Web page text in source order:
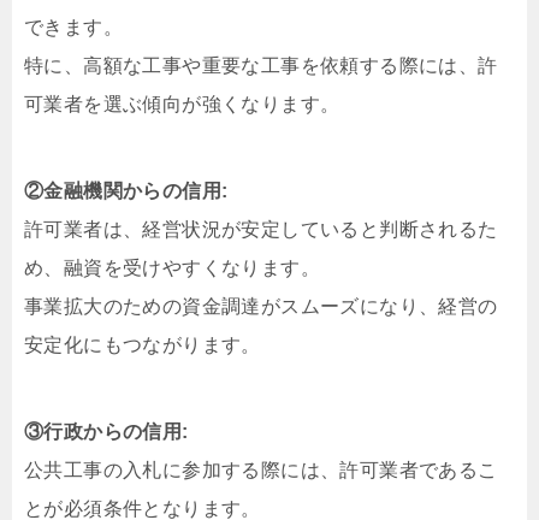
できます。
特に、高額な工事や重要な工事を依頼する際には、許
可業者を選ぶ傾向が強くなります。
②金融機関からの信用:
許可業者は、経営状況が安定していると判断されるた
め、融資を受けやすくなります。
事業拡大のための資金調達がスムーズになり、経営の
安定化にもつながります。
③行政からの信用:
公共工事の入札に参加する際には、許可業者であるこ
とが必須条件となります。